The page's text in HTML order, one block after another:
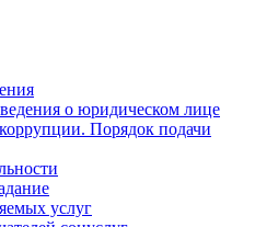
о юридическом лице
Порядок подачи
услуг